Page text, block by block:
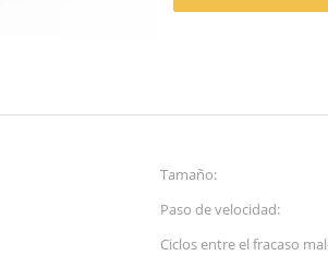
Tamaño:
Paso de velocidad:
Ciclos entre el fracaso